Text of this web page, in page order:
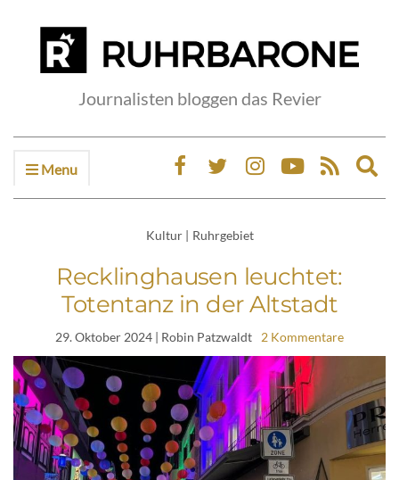
Journalisten bloggen das Revier
Menu
Kultur | Ruhrgebiet
Recklinghausen leuchtet:
Totentanz in der Altstadt
29. Oktober 2024 | Robin Patzwaldt 2 Kommentare